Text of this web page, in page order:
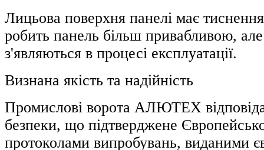
Лицьова поверхня панелі має
робить панель більш привабливою,
з'являються в процесі експлуатації.
Визнана якість та надійність
Промислові ворота АЛЮТЕХ
безпеки, що підтверджене
протоколами випробувань, виданими